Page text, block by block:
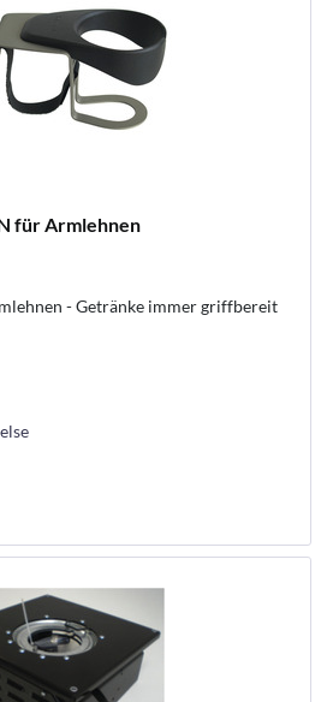
für Armlehnen
- Getränke immer griffbereit